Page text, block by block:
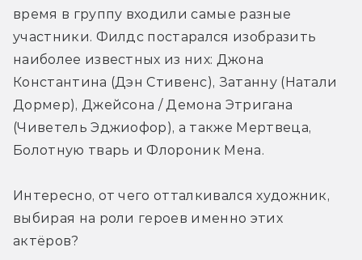
время в группу входили самые разные
участники. Филдс постарался изобразить
наиболее известных из них: Джона
Константина (Дэн Стивенс), Затанну (Натали
Дормер), Джейсона / Демона Этригана
(Чиветель Эджиофор), а также Мертвеца,
Болотную тварь и Флороник Мена.
Интересно, от чего отталкивался художник,
выбирая на роли героев именно этих
актёров?